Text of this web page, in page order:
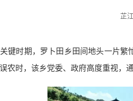
芷
键时期，罗卜田乡田间地头一片
农时，该乡党委、政府高度重视，